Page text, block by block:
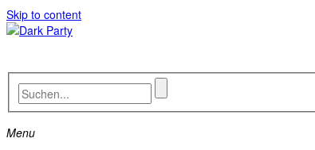
Skip to content
Menu